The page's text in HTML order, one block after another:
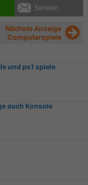
Senden
Nächste Anzeige
Computerspiele
und ps1 spiele
auch Konsole